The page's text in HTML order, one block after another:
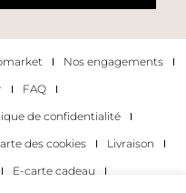
Nos engagements
FAQ
de confidentialité
des cookies
Livraison
E-carte cadeau